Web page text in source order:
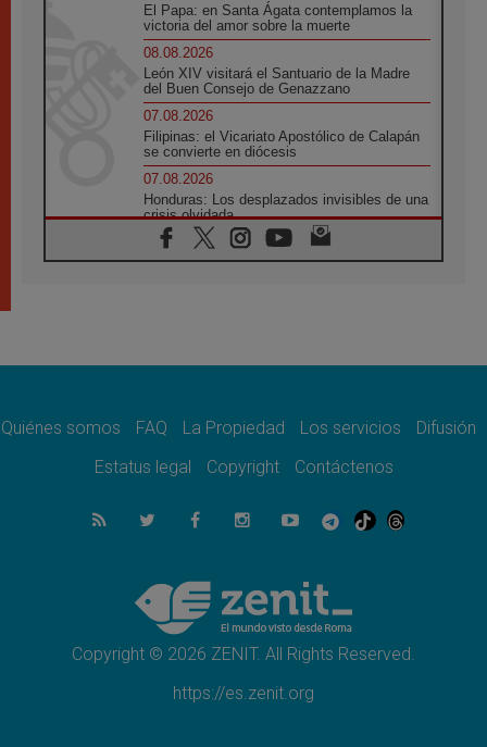
El Papa: en Santa Ágata contemplamos la
victoria del amor sobre la muerte
08.08.2026
León XIV visitará el Santuario de la Madre
del Buen Consejo de Genazzano
07.08.2026
Filipinas: el Vicariato Apostólico de Calapán
se convierte en diócesis
07.08.2026
Honduras: Los desplazados invisibles de una
crisis olvidada
07.08.2026
Bokalic: "En Argentina el Papa León señalará
07.08.2026
07.08.2026
Universidades Católicas: «Exercises in
07.08.2026
Fortunatus Nwachukwu: la comunicación
SIGNIS 2026, dar voz a las religiosas en el
espacio público
Quiénes somos FAQ La Propiedad Los servicios
Difusión
Estatus legal
Copyright Contáctenos
Copyright © 2026 ZENIT. All Rights Reserved.
https://es.zenit.org